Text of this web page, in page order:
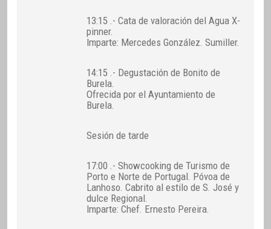
13:15 .- Cata de valoración del Agua X-
pinner.
Imparte: Mercedes González. Sumiller.
14:15 .- Degustación de Bonito de
Burela.
Ofrecida por el Ayuntamiento de
Burela.
Sesión de tarde
17:00 .- Showcooking de Turismo de
Porto e Norte de Portugal. Póvoa de
Lanhoso. Cabrito al estilo de S. José y
dulce Regional.
Imparte: Chef. Ernesto Pereira.